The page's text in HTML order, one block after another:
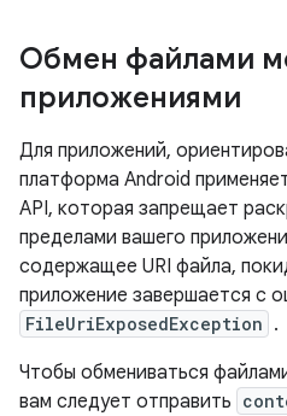
Обмен файлами
приложениями
Для приложений,
платформа Android
API, которая запрещает
пределами вашего
содержащее URI файла,
приложение завершается с
FileUriExposedException .
Чтобы обмениваться
вам следует отправить